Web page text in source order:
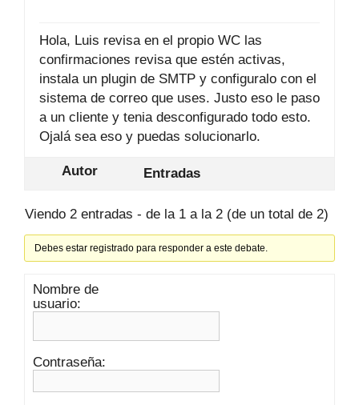
Hola, Luis revisa en el propio WC las
confirmaciones revisa que estén activas,
instala un plugin de SMTP y configuralo con el
sistema de correo que uses. Justo eso le paso
a un cliente y tenia desconfigurado todo esto.
Ojalá sea eso y puedas solucionarlo.
Autor Entradas
Viendo 2 entradas - de la 1 a la 2 (de un total de 2)
Debes estar registrado para responder a este debate.
Nombre de
usuario:
Contraseña: